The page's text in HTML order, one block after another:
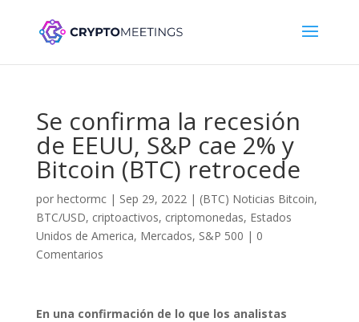
Se confirma la recesión
de EEUU, S&P cae 2% y
Bitcoin (BTC) retrocede
por hectormc| Sep 29, 2022| (BTC) Noticias Bitcoin,
BTC/USD, criptoactivos, criptomonedas, Estados
Unidos de America, Mercados, S&P 500 | 0
Comentarios
En una confirmación de lo que los analistas